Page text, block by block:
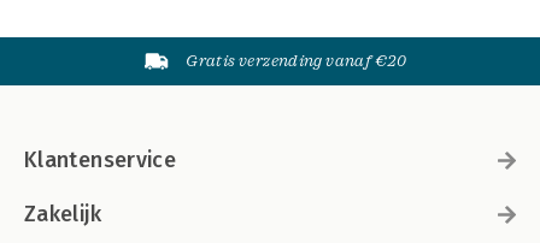
Gratis verzending vanaf €20
Klantenservice
Zakelijk